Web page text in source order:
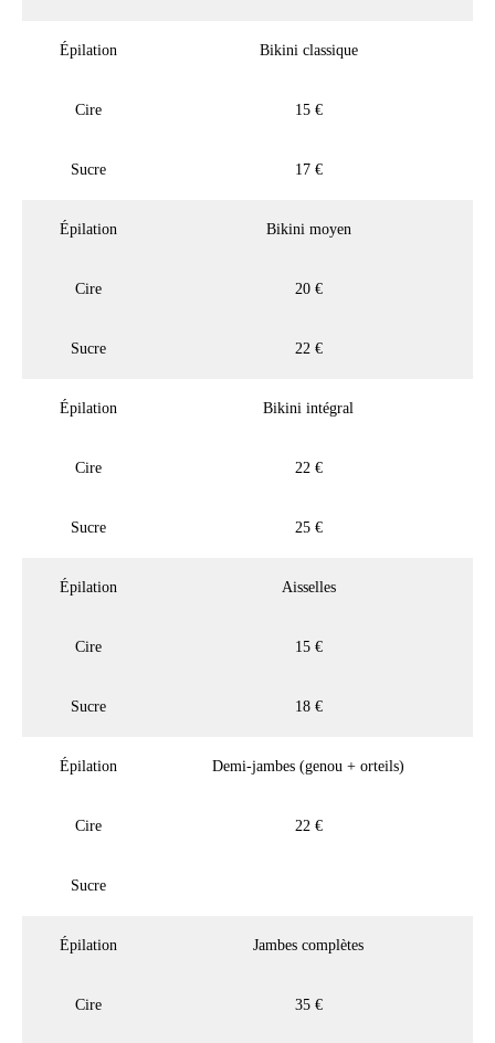
Épilation Bikini classique
Cire 15 €
Sucre 17 €
Épilation Bikini moyen
Cire 20 €
Sucre 22 €
Épilation Bikini intégral
Cire 22 €
Sucre 25 €
Épilation Aisselles
Cire 15 €
Sucre 18 €
Épilation Demi-jambes (genou + orteils)
Cire 22 €
Sucre
Épilation Jambes complètes
Cire 35 €